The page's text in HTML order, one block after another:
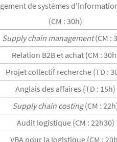
de systèmes
(CM : 30h)
Supply chain management(CM :
Relation B2B et achat (CM :
Projet collectif recherche (TD :
Anglais des affaires (TD : 15h)
Supply chain costing(CM :
Audit logistique (CM : 22h30)
VBA pour la logistique (CM :